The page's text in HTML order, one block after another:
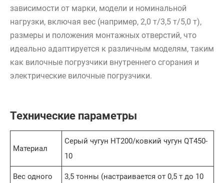
зависимости от марки, модели и номинальной
нагрузки, включая вес (например, 2,0 т/3,5 т/5,0 т),
размеры и положения монтажных отверстий, что
идеально адаптируется к различным моделям, таким
как вилочные погрузчики внутреннего сгорания и
электрические вилочные погрузчики.
Технические параметры
Материал
Серый чугун HT200/ковкий чугун QT450-
10
Вес одного
3,5 тонны (настраивается от 0,5 т до 10